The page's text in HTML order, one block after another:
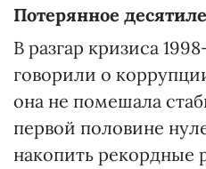
Потерянное
В разгар кризиса
говорили о
она не помешала
первой половине
накопить рекордные